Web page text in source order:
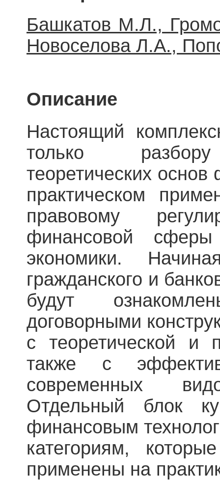
Башкатов М.Л.,
Новоселова Л.А.,
Описание
Настоящий
только
теоретических
практическом
правовому
финансовой
экономики.
гражданского и
будут
договорными
с теоретической и
также с
современных
Отдельный блок
финансовым
категориям,
применены на